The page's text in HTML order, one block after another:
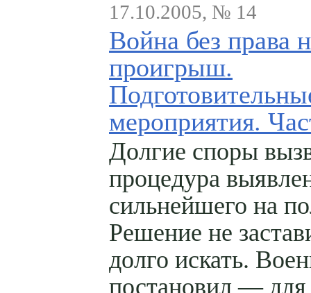
17.10.2005, № 14
Война без права
проигрыш.
мероприятия.
Долгие споры
процедура
сильнейшего на
Решение не
долго искать.
постановил — для